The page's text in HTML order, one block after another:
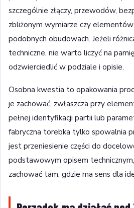
szczególnie złączy, przewodów,
zbliżonym wymiarze czy
podobnych obudowach. Jeżeli
techniczne, nie warto liczyć na
odzwierciedlić w podziale i opisie.
Osobna kwestia to opakowania
je zachować, zwłaszcza przy
pełnej identyfikacji partii lub
fabryczna torebka tylko spowalnia
jest przeniesienie części do
podstawowym opisem
zachować tam, gdzie ma sens dla